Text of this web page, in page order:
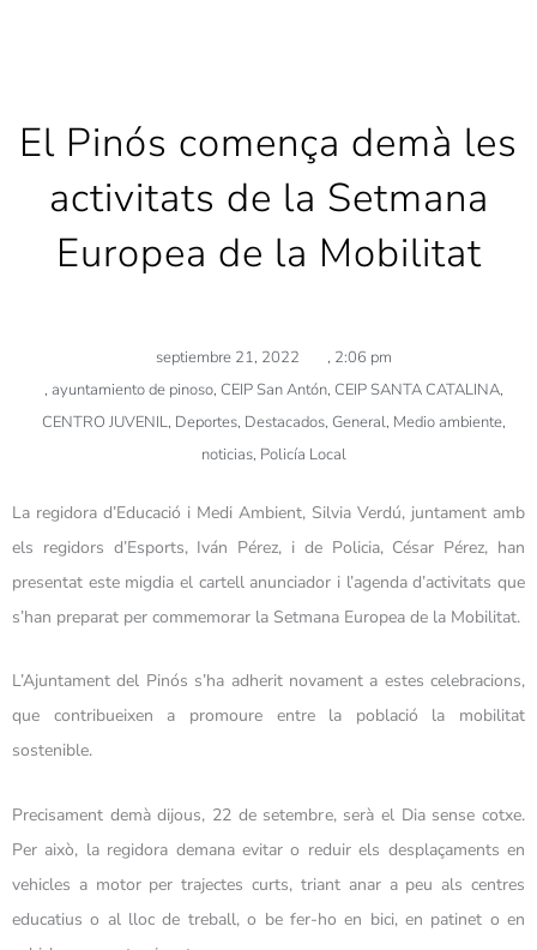
El Pinós comença demà les
activitats de la Setmana
Europea de la Mobilitat
septiembre 21, 2022 , 2:06 pm
, ayuntamiento de pinoso, CEIP San Antón, CEIP SANTA CATALINA,
CENTRO JUVENIL, Deportes, Destacados, General, Medio ambiente,
noticias, Policía Local
La regidora d’Educació i Medi Ambient, Silvia Verdú, juntament amb
els regidors d’Esports, Iván Pérez, i de Policia, César Pérez, han
presentat este migdia el cartell anunciador i l’agenda d’activitats que
s’han preparat per commemorar la Setmana Europea de la Mobilitat.
L’Ajuntament del Pinós s’ha adherit novament a estes celebracions,
que contribueixen a promoure entre la població la mobilitat
sostenible.
Precisament demà dijous, 22 de setembre, serà el Dia sense cotxe.
Per això, la regidora demana evitar o reduir els desplaçaments en
vehicles a motor per trajectes curts, triant anar a peu als centres
educatius o al lloc de treball, o be fer-ho en bici, en patinet o en